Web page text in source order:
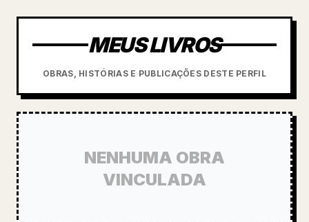
MEUS LIVROS
OBRAS, HISTÓRIAS E PUBLICAÇÕES DESTE PERFIL
NENHUMA OBRA
VINCULADA